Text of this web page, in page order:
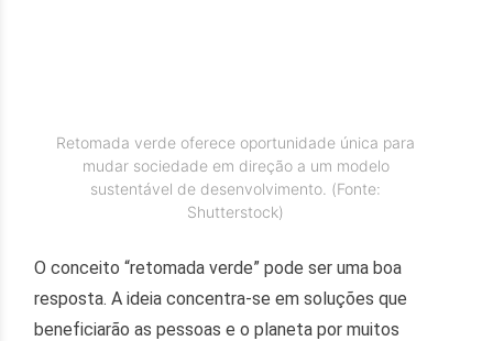
Retomada verde oferece oportunidade única para
mudar sociedade em direção a um modelo
sustentável de desenvolvimento. (Fonte:
Shutterstock)
O conceito “retomada verde” pode ser uma boa
resposta. A ideia concentra-se em soluções que
beneficiarão as pessoas e o planeta por muitos